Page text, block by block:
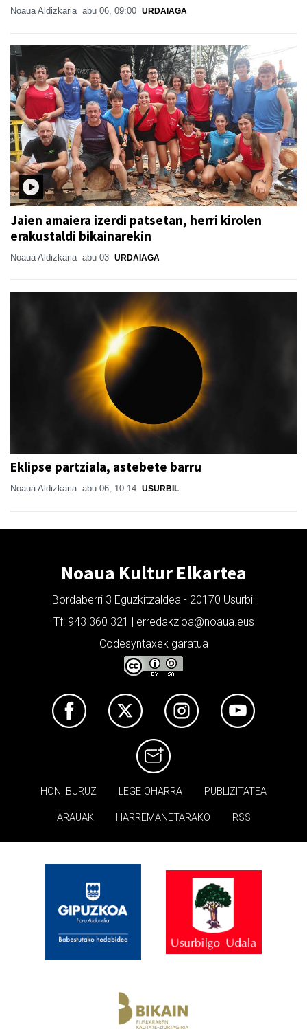
Noaua Aldizkaria abu 06, 09:00 URDAIAGA
Jaien amaiera izerdi patsetan, herri kirolen
erakustaldi bikainarekin
Noaua Aldizkaria abu 03 URDAIAGA
Eklipse partziala, astebete barru
Noaua Aldizkaria abu 06, 10:14 USURBIL
Noaua Kultur Elkartea
Bordaberri 3 Eguzkitzaldea - 20170 Usurbil
Tf: 943 360 321 | erredakzioa@noaua.eus
Codesyntaxek garatua
HONI BURUZ LEGE OHARRA PUBLIZITATEA
ARAUAK HARREMANETARAKO RSS